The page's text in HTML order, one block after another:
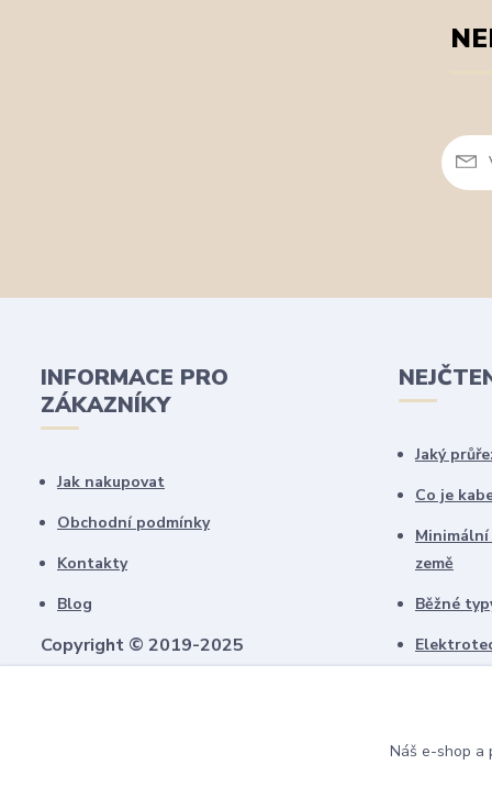
INFORMACE PRO
ZÁKAZNÍKY
Jak nakupovat
Obchodní podmínky
Kontakty
Blog
Copyright © 2019-2025
Jaký
Co je
země
Běžné
Náš e-shop a